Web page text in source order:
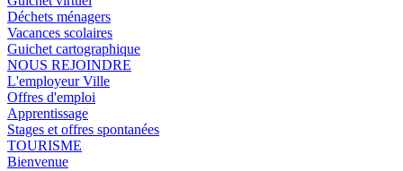
Déchets ménagers
Vacances scolaires
Guichet cartographique
NOUS REJOINDRE
L'employeur Ville
Offres d'emploi
Apprentissage
Stages et offres spontanées
TOURISME
Bienvenue